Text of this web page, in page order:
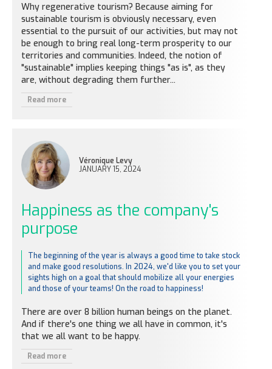
Why regenerative tourism? Because aiming for
sustainable tourism is obviously necessary, even
essential to the pursuit of our activities, but may not
be enough to bring real long-term prosperity to our
territories and communities. Indeed, the notion of
"sustainable" implies keeping things "as is", as they
are, without degrading them further...
Read more
Véronique Levy
JANUARY 15, 2024
Happiness as the company's
purpose
The beginning of the year is always a good time to take stock
and make good resolutions. In 2024, we'd like you to set your
sights high on a goal that should mobilize all your energies
and those of your teams! On the road to happiness!
There are over 8 billion human beings on the planet.
And if there's one thing we all have in common, it's
that we all want to be happy.
Read more